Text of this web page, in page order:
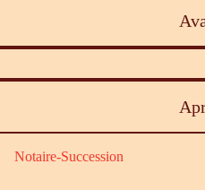
Notaire-Succession